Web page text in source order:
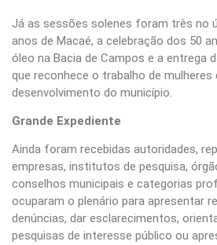
Já as sessões solenes foram três no
anos de Macaé, a celebração dos 50
óleo na Bacia de Campos e a entrega
que reconhece o trabalho de
desenvolvimento do município.
Grande Expediente
Ainda foram recebidas autoridades,
empresas, institutos de pesquisa,
conselhos municipais e categorias
ocuparam o plenário para apresentar
denúncias, dar esclarecimentos,
pesquisas de interesse público ou